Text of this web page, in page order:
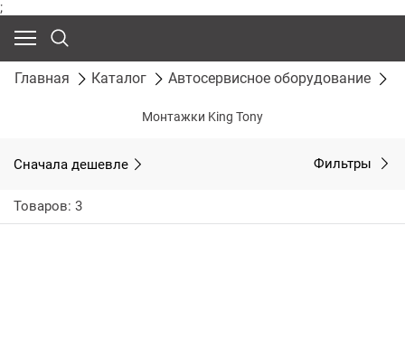
;
Главная Каталог Автосервисное оборудование
Монтажки King Tony
Сначала дешевле Фильтры
Товаров: 3